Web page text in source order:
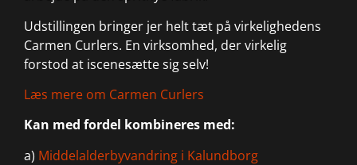
Udstillingen bringer jer helt tæt på virkelighedens
Carmen Curlers. En virksomhed, der virkelig
forstod at iscenesætte sig selv!
Læs mere om Carmen Curlers
Kan med fordel kombineres med:
a) Middelalderbyvandring i Kalundborg